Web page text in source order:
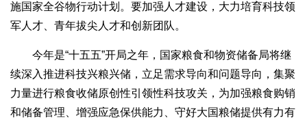
施国家全谷物行动计划。要加强人才建设，大力培育科技领
军人才、青年拔尖人才和创新团队。
今年是“十五五”开局之年，国家粮食和物资储备局将继
续深入推进科技兴粮兴储，立足需求导向和问题导向，集聚
力量进行粮食收储原创性引领性科技攻关，为加强粮食购销
和储备管理、增强应急保供能力、守好大国粮储提供有力有